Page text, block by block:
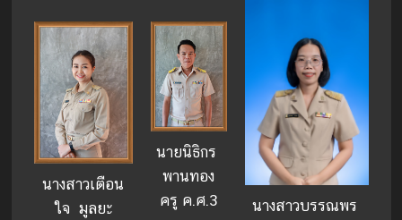
นางสาวเตือน
ใจ มูลยะ
นายนิธิกร
พานทอง
ครู ค.ศ.3
นางสาวบรรณพร